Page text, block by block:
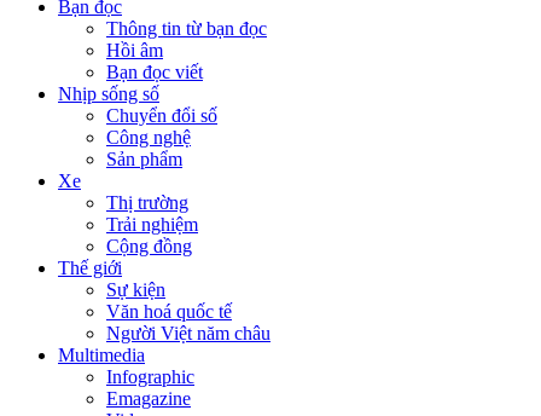
Bạn đọc
Thông tin từ bạn đọc
Hồi âm
Bạn đọc viết
Nhịp sống số
Chuyển đổi số
Công nghệ
Sản phẩm
Xe
Thị trường
Trải nghiệm
Cộng đồng
Thế giới
Sự kiện
Văn hoá quốc tế
Người Việt năm châu
Multimedia
Infographic
Emagazine